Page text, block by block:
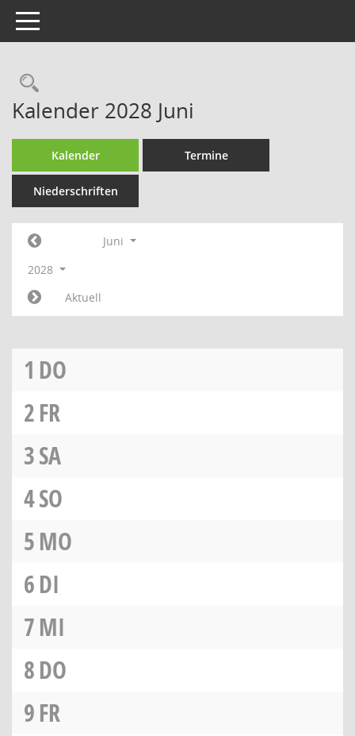
Toggle navigation
Rechercheauswahl
Kalender 2028 Juni
Kalender Termine
Niederschriften
Juni
2028
Aktuell
1 DO
2FR
3SA
4SO
5MO
6DI
7MI
8DO
9FR